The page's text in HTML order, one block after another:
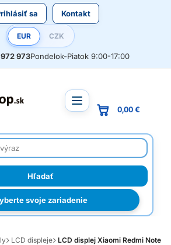
sa Kontakt
EUR CZK
973Pondelok-Piatok 9:00-17:00
svoje zariadenie
0,00 €
LCD displeje LCD displej Xiaomi Redmi Note